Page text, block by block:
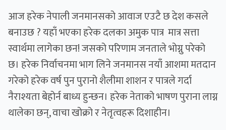
आज हरेक नेपाली जनमानसको आवाज एउटै छ देश कसले
बनाउछ ? यहाँ भएका हरेक दलका अमुक पात्र मात्र सत्ता
स्वार्थमा लागेका छन! जसको परिणाम जनताले भोग्नु परेको
छ। हरेक निर्वाचनमा भाग लिने जनमानस नयाँ आशमा मतदान
गरेको हरेक वर्ष पुन पुरानो शैलीमा शाशन र पात्रले गर्दा
नैराश्यता बेहोर्न बाध्य हुन्छन। हरेक नेताको भाषण पुराना लाग्न
थालेका छन्, वाचा खोक्रो र नेतृत्वहरू दिशाहीन।